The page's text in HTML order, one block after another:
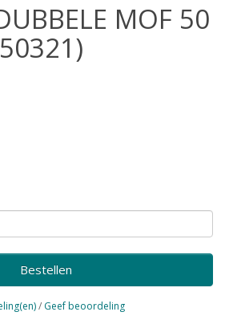
MOF 50
Bestellen
/ Geef beoordeling